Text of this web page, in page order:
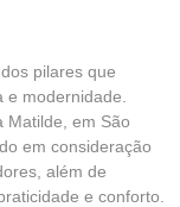
pilares que
modernidade.
Matilde, em São
em consideração
além de
e conforto.